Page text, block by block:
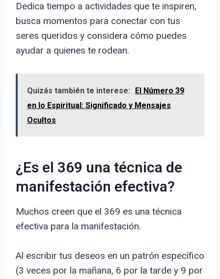
Dedica tiempo a actividades que te inspiren,
busca momentos para conectar con tus
seres queridos y considera cómo puedes
ayudar a quienes te rodean.
Quizás también te interese:
El Número 39
en lo Espiritual: Significado y Mensajes
Ocultos
¿Es el 369 una técnica de
manifestación efectiva?
Muchos creen que el 369 es una técnica
efectiva para la manifestación.
Al escribir tus deseos en un patrón específico
(3 veces por la mañana, 6 por la tarde y 9 por